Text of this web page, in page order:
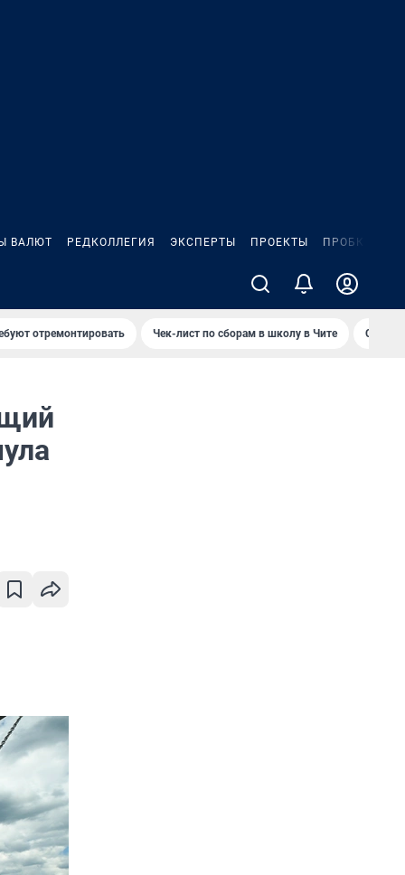
ВАЛЮТ РЕДКОЛЛЕГИЯ ЭКСПЕРТЫ ПРОЕКТЫ ПРОБКИ
отремонтировать Чек-лист по сборам в школу в Чите